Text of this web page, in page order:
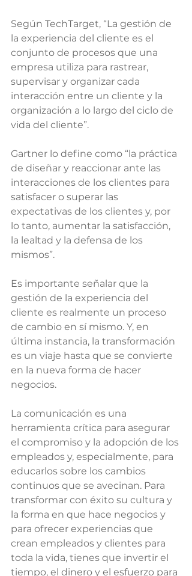
Según TechTarget, “La gestión de
la experiencia del cliente es el
conjunto de procesos que una
empresa utiliza para rastrear,
supervisar y organizar cada
interacción entre un cliente y la
organización a lo largo del ciclo de
vida del cliente”.
Gartner lo define como “la práctica
de diseñar y reaccionar ante las
interacciones de los clientes para
satisfacer o superar las
expectativas de los clientes y, por
lo tanto, aumentar la satisfacción,
la lealtad y la defensa de los
mismos”.
Es importante señalar que la
gestión de la experiencia del
cliente es realmente un proceso
de cambio en sí mismo. Y, en
última instancia, la transformación
es un viaje hasta que se convierte
en la nueva forma de hacer
negocios.
La comunicación es una
herramienta crítica para asegurar
el compromiso y la adopción de los
empleados y, especialmente, para
educarlos sobre los cambios
continuos que se avecinan. Para
transformar con éxito su cultura y
la forma en que hace negocios y
para ofrecer experiencias que
crean empleados y clientes para
toda la vida, tienes que invertir el
tiempo, el dinero y el esfuerzo para